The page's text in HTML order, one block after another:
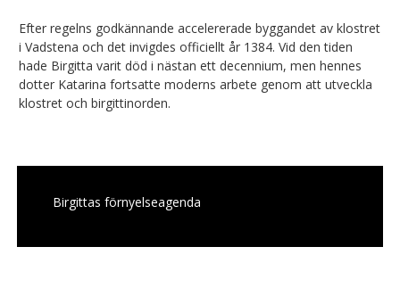
Efter regelns godkännande accelererade byggandet av klostret
i Vadstena och det invigdes officiellt år 1384. Vid den tiden
hade Birgitta varit död i nästan ett decennium, men hennes
dotter Katarina fortsatte moderns arbete genom att utveckla
klostret och birgittinorden.
Birgittas förnyelseagenda